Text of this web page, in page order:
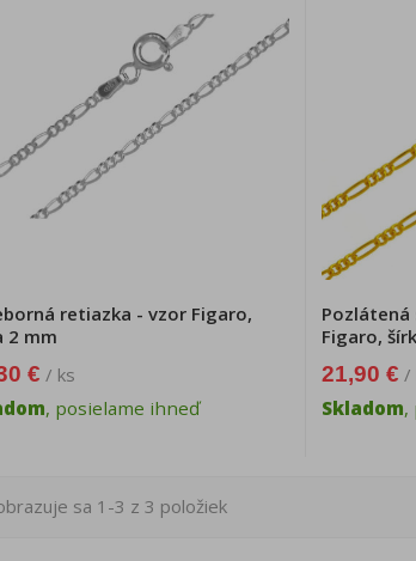
retiazka - vzor Figaro,
2 mm
€ / ks
, posielame ihneď
Figaro,
21,90 € /
Skladom,
sa 1-3 z 3 položiek